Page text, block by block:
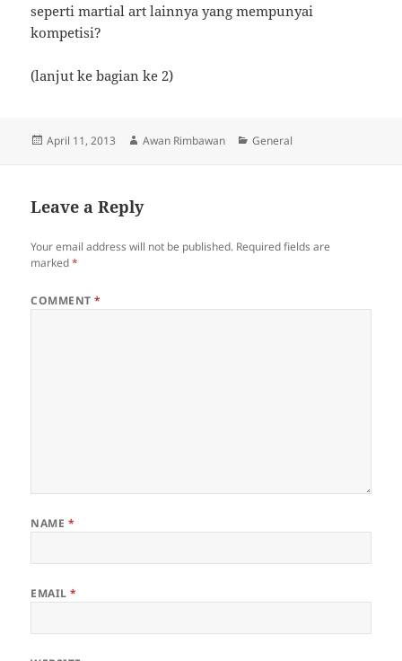
seperti martial art lainnya yang mempunyai
kompetisi?
(lanjut ke bagian ke 2)
Posted
April 11, 2013 Author
Awan Rimbawan Categories
General
Leave a Reply
Your email address will not be published. Required fields are
marked*
COMMENT*
NAME *
EMAIL*